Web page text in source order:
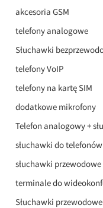
akcesoria GSM
telefony analogowe
Słuchawki
telefony VoIP
telefony na kartę SIM
dodatkowe mikrofony
Telefon analogowy +
słuchawki do
słuchawki przewodowe
terminale do
Słuchawki przewodowe